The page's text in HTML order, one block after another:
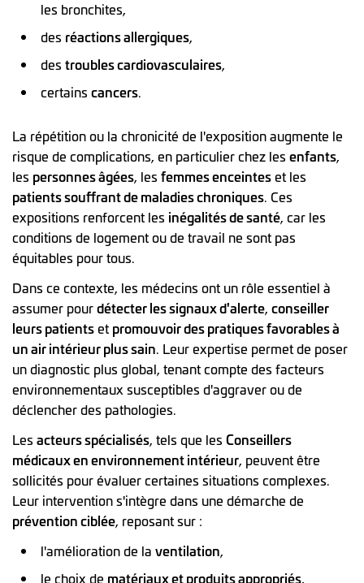
les bronchites,
des réactions allergiques,
des troubles cardiovasculaires,
certains cancers.
La répétition ou la chronicité de l'exposition augmente le
risque de complications, en particulier chez les enfants,
les personnes âgées, les femmes enceinteset les
patients souffrant de maladies chroniques. Ces
expositions renforcent les inégalités de santé, car les
conditions de logement ou de travail ne sont pas
équitables pour tous.
Dans ce contexte, les médecins ont un rôle essentiel à
assumer pourdétecter les signaux d'alerte, conseiller
leurs patientset promouvoir des pratiques favorables à
un air intérieur plus sain. Leur expertise permet de poser
un diagnostic plus global, tenant compte des facteurs
environnementaux susceptibles d'aggraver ou de
déclencher des pathologies.
Les acteurs spécialisés, tels que les Conseillers
médicaux en environnement intérieur, peuvent être
sollicités pour évaluer certaines situations complexes.
Leur intervention s'intègre dans une démarche de
prévention ciblée, reposant sur :
l'amélioration de la ventilation,
le choix de matériaux et produits appropriés,